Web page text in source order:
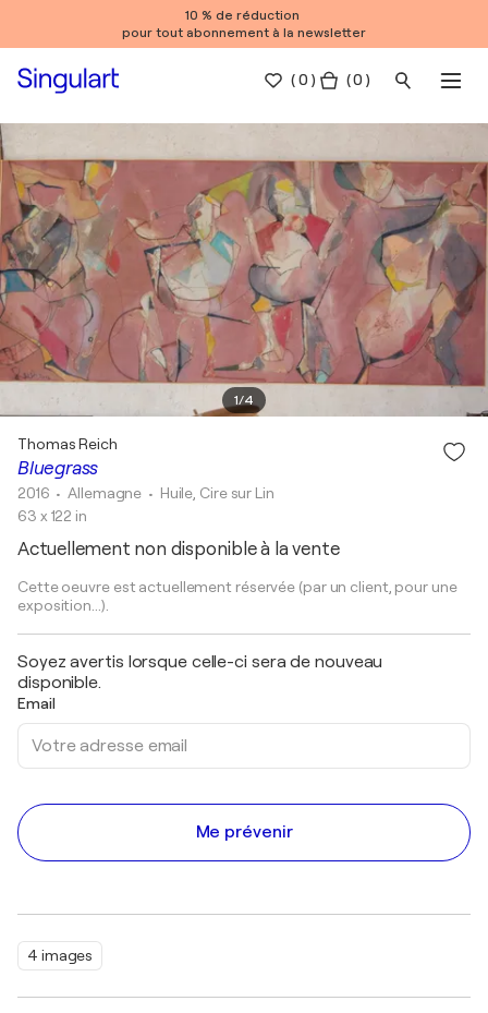
10 % de réduction
pour tout abonnement à la newsletter
(0 ) ( 0 )
1/4
4 images
Bluegrass
Thomas Reich
2016 • Allemagne • Huile, Cire sur Lin
63 x 122 in
Actuellement non disponible à la vente
Cette oeuvre est actuellement réservée (par un client, pour une
exposition...).
Soyez avertis lorsque celle-ci sera de nouveau
disponible.
Email
Me prévenir